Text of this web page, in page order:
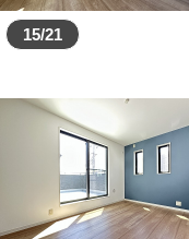
15/21